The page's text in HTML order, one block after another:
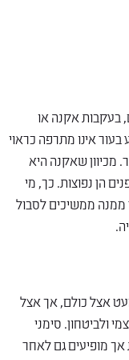
בעקבות אקנה או
אינו מתרפה כראוי
מכיוון שאקנה היא
הן נפוצות. כך, מי
ממנה ממשיכים לסבול
אצל כולם, אך אצל
ולביטחון. סימני
מופיעים גם לאחר